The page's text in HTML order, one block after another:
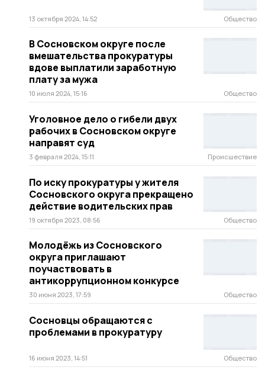
13 октября 2024, 14:52 Общество
В Сосновском округе после
вмешательства прокуратуры
вдове выплатили заработную
плату за мужа
10 июля 2024, 15:16 Общество
Уголовное дело о гибели двух
рабочих в Сосновском округе
направят суд
3 февраля 2024, 15:11 Происшествие
По иску прокуратуры у жителя
Сосновского округа прекращено
действие водительских прав
19 октября 2023, 08:56 Общество
Молодёжь из Сосновского
округа приглашают
поучаствовать в
антикоррупционном конкурсе
30 июня 2023, 17:59 Общество
Сосновцы обращаются с
проблемами в прокуратуру
16 июня 2023, 14:51 Общество